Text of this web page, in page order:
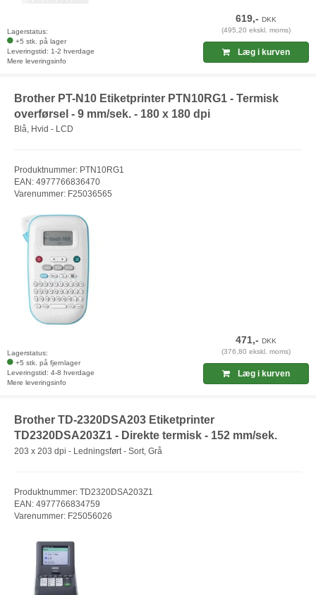
Lagerstatus:
+5 stk. på lager
Leveringstid: 1-2 hverdage
Mere leveringsinfo
619,-DKK
(495,20 ekskl. moms)
Læg i kurven
Brother PT-N10 Etiketprinter PTN10RG1 - Termisk
overførsel - 9 mm/sek. - 180 x 180 dpi
Blå, Hvid - LCD
Produktnummer: PTN10RG1
EAN: 4977766836470
Varenummer: F25036565
Lagerstatus:
+5 stk. på fjernlager
Leveringstid: 4-8 hverdage
Mere leveringsinfo
471,-DKK
(376,80 ekskl. moms)
Læg i kurven
Brother TD-2320DSA203 Etiketprinter
TD2320DSA203Z1 - Direkte termisk - 152 mm/sek.
203 x 203 dpi - Ledningsført - Sort, Grå
Produktnummer: TD2320DSA203Z1
EAN: 4977766834759
Varenummer: F25056026